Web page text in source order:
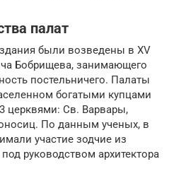
палат
были возведены в XV
Бобрищева, занимающего
постельничего. Палаты
богатыми купцами
церквями: Св. Варвары,
По данным ученых, в
участие зодчие из
руководством архитектора